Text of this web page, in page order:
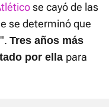
se cayó de las
se determinó que
Tres años más
por ella para